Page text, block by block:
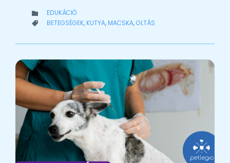
 CATEGORY
EDUKÁCIÓ
 CATEGORY
BETEGSÉGEK, KUTYA, MACSKA,OLTÁS